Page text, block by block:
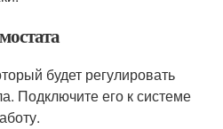
будет регулировать
Подключите его к системе